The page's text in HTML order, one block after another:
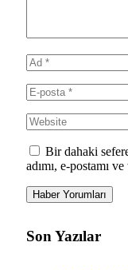
Bir dahaki
adımı, e-postamı
Son Yazılar